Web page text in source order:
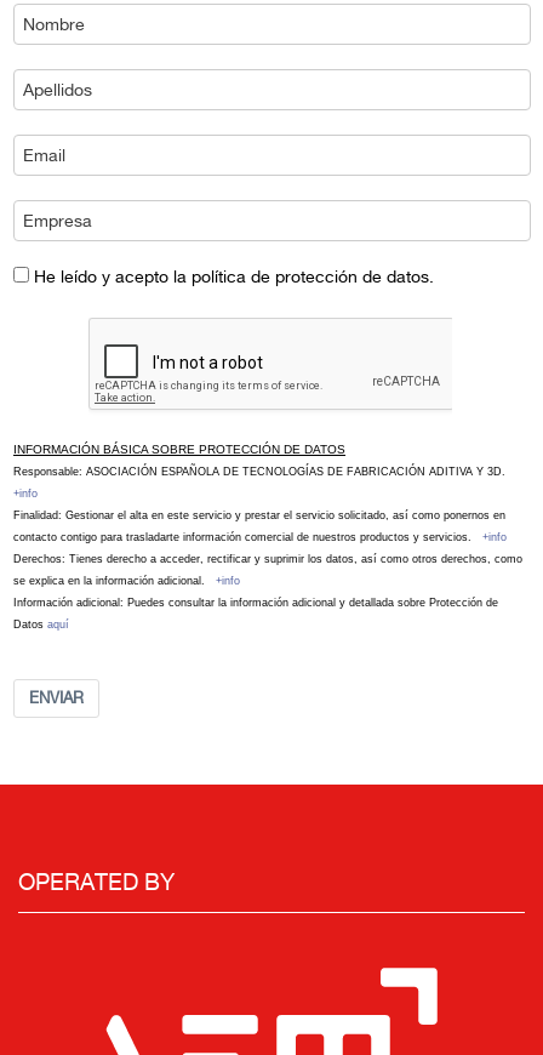
He leído y acepto la política de protección de datos.
INFORMACIÓN BÁSICA SOBRE PROTECCIÓN DE DATOS
Responsable: ASOCIACIÓN ESPAÑOLA DE TECNOLOGÍAS DE FABRICACIÓN ADITIVA Y 3D.
+info
Finalidad: Gestionar el alta en este servicio y prestar el servicio solicitado, así como ponernos en
contacto contigo para trasladarte información comercial de nuestros productos y servicios. +info
Derechos: Tienes derecho a acceder, rectificar y suprimir los datos, así como otros derechos, como
se explica en la información adicional. +info
Información adicional: Puedes consultar la información adicional y detallada sobre Protección de
Datos aquí
ENVIAR
OPERATED BY